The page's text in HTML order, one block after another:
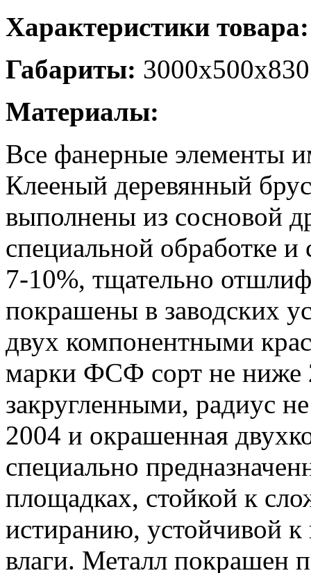
Характеристики товара:
Габариты: 3000х500х830
Материалы:
Все фанерные элементы
Клееный деревянный
выполнены из сосновой
специальной обработке
7-10%, тщательно
покрашены в заводских
двух компонентными
марки ФСФ сорт не ниже
закругленными, радиус
2004 и окрашенная
специально
площадках, стойкой к
истиранию, устойчивой к
влаги. Металл покрашен